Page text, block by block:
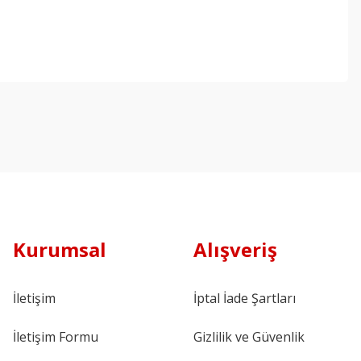
Kurumsal
İletişim
İletişim Formu
Alışveriş
İptal İade Şartları
Gizlilik ve Güvenlik